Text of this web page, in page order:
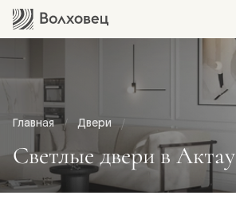
Главная Двери
Светлые двери в Актау